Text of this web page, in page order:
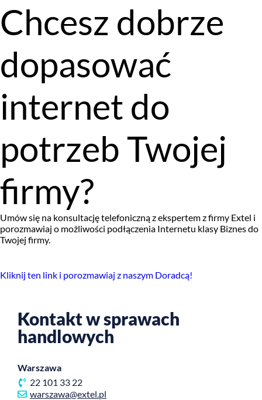
Chcesz dobrze
dopasować
internet do
potrzeb Twojej
firmy?
Umów się na konsultację telefoniczną z ekspertem z firmy Extel i
porozmawiaj o możliwości podłączenia Internetu klasy Biznes do
Twojej firmy.
Kliknij ten link i porozmawiaj z naszym Doradcą!
Kontakt w sprawach
handlowych
Warszawa
22 101 33 22
warszawa@extel.pl